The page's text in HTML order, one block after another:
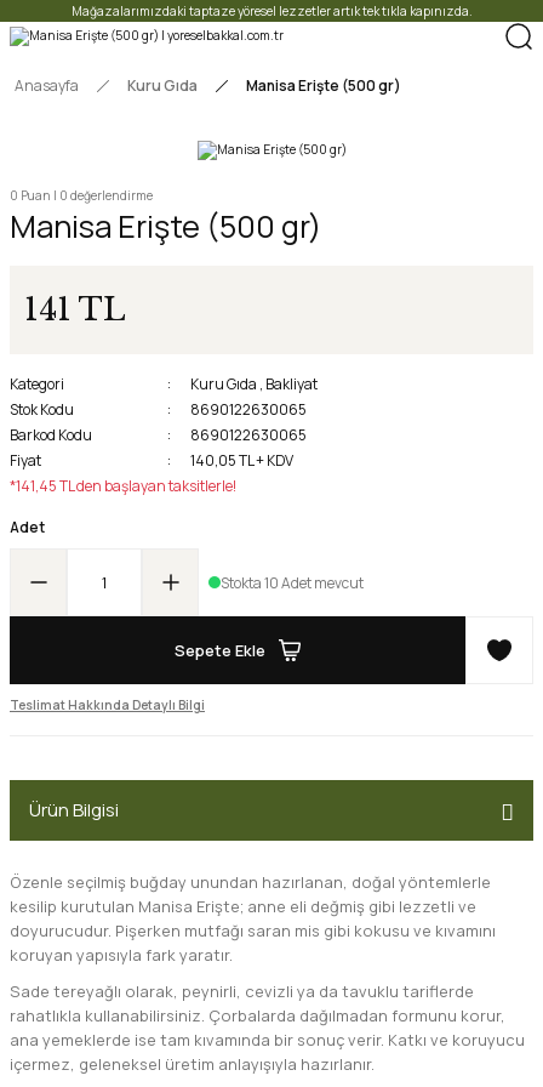
Mağazalarımızdaki taptaze yöresel lezzetler artık tek tıkla kapınızda.
Anasayfa Kuru Gıda Manisa Erişte (500 gr)
0 Puan | 0 değerlendirme
Manisa Erişte (500 gr)
141 TL
Kategori Kuru Gıda , Bakliyat
Stok Kodu
8690122630065
Barkod Kodu
8690122630065
Fiyat
140,05 TL + KDV
*141,45 TL den başlayan taksitlerle!
Adet
Stokta 10 Adet mevcut
Sepete Ekle
Teslimat Hakkında Detaylı Bilgi
Ürün Bilgisi
Özenle seçilmiş buğday unundan hazırlanan, doğal yöntemlerle
kesilip kurutulan Manisa Erişte; anne eli değmiş gibi lezzetli ve
doyurucudur. Pişerken mutfağı saran mis gibi kokusu ve kıvamını
koruyan yapısıyla fark yaratır.
Sade tereyağlı olarak, peynirli, cevizli ya da tavuklu tariflerde
rahatlıkla kullanabilirsiniz. Çorbalarda dağılmadan formunu korur,
ana yemeklerde ise tam kıvamında bir sonuç verir. Katkı ve koruyucu
içermez, geleneksel üretim anlayışıyla hazırlanır.